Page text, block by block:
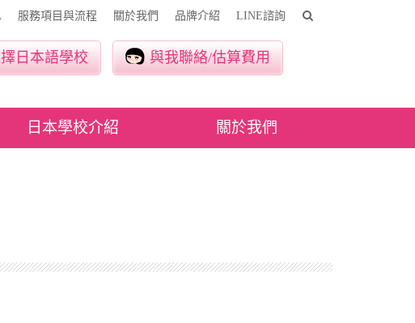
服務項目與流程 關於我們 品牌介紹 LINE諮詢
日本語學校 與我聯絡/估算費用
日本學校介紹 關於我們